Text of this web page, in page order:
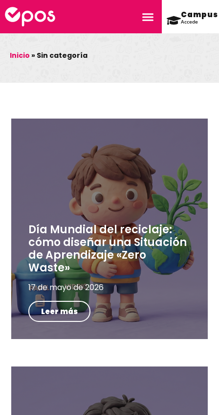
Campus
Accede
Inicio » Sin categoría
Día Mundial del reciclaje:
cómo diseñar una Situación
de Aprendizaje «Zero
Waste»
17 de mayo de 2026
Leer más